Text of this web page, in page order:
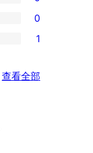
0
1
查看全部